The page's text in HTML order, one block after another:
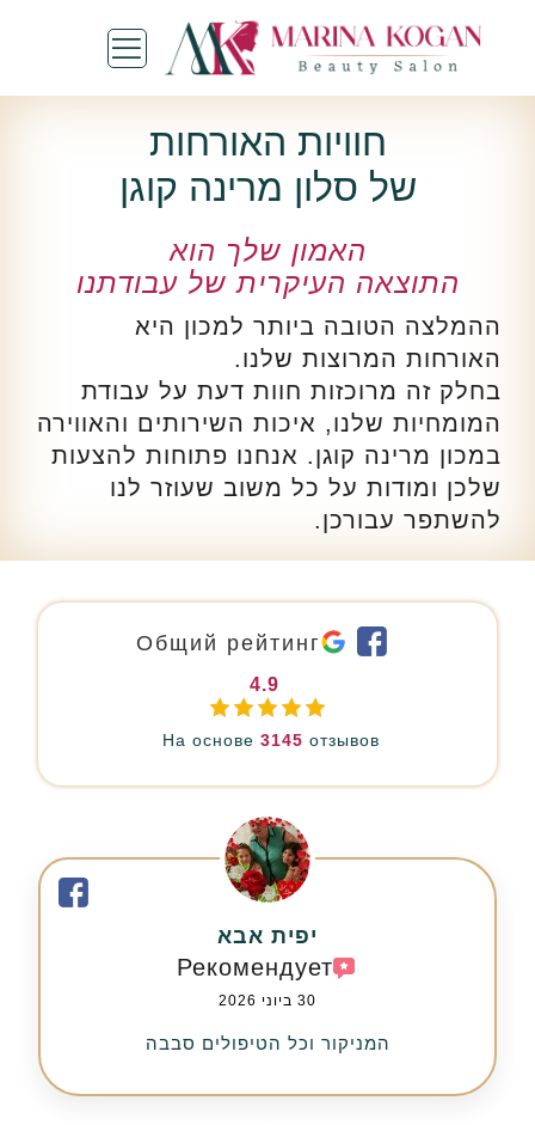
חוויות האורחות
של סלון מרינה קוגן
האמון שלך הוא
התוצאה העיקרית של עבודתנו
ההמלצה הטובה ביותר למכון היא
האורחות המרוצות שלנו.
בחלק זה מרוכזות חוות דעת על עבודת
המומחיות שלנו, איכות השירותים והאווירה
במכון מרינה קוגן. אנחנו פתוחות להצעות
שלכן ומודות על כל משוב שעוזר לנו
להשתפר עבורכן.
Общий рейтинг
4.9
На основе 145 отзывов
יפית אבא
Рекомендует
30 ביוני 2026
המניקור וכל הטיפולים סבבה